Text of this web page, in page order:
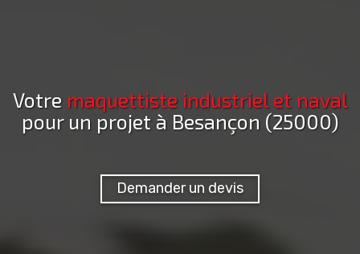
Votre maquettiste industriel et naval
pour un projet à Besançon (25000)
Demander un devis